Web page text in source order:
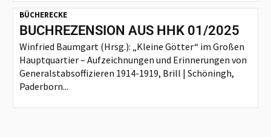
BÜCHERECKE
BUCHREZENSION AUS HHK 01/2025
Winfried Baumgart (Hrsg.): „Kleine Götter“ im Großen
Hauptquartier – Aufzeichnungen und Erinnerungen von
Generalstabsoffizieren 1914-1919, Brill | Schöningh,
Paderborn...